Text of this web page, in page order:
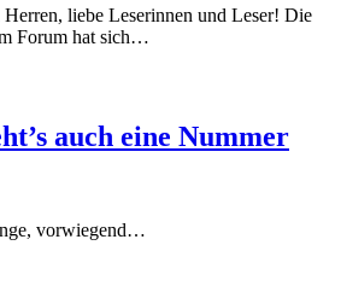
Herren, liebe Leserinnen und Leser! Die
Forum hat sich…
auch eine Nummer
vorwiegend…